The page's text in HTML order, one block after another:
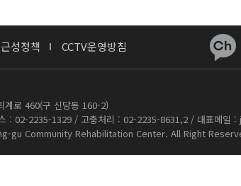
성정책 CCTV운영방침
계로 460(구 신당동 160-2)
: 02-2235-1329 / 고충처리 : 02-2235-8631,2 / 대표메
gu Community Rehabilitation Center. All Right